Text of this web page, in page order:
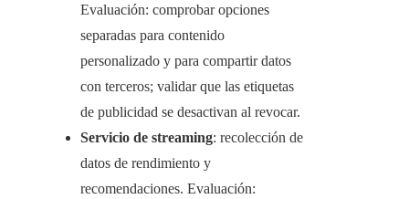
Evaluación: comprobar opciones
separadas para contenido
personalizado y para compartir datos
con terceros; validar que las etiquetas
de publicidad se desactivan al revocar.
Servicio de streaming: recolección de
datos de rendimiento y
recomendaciones. Evaluación: